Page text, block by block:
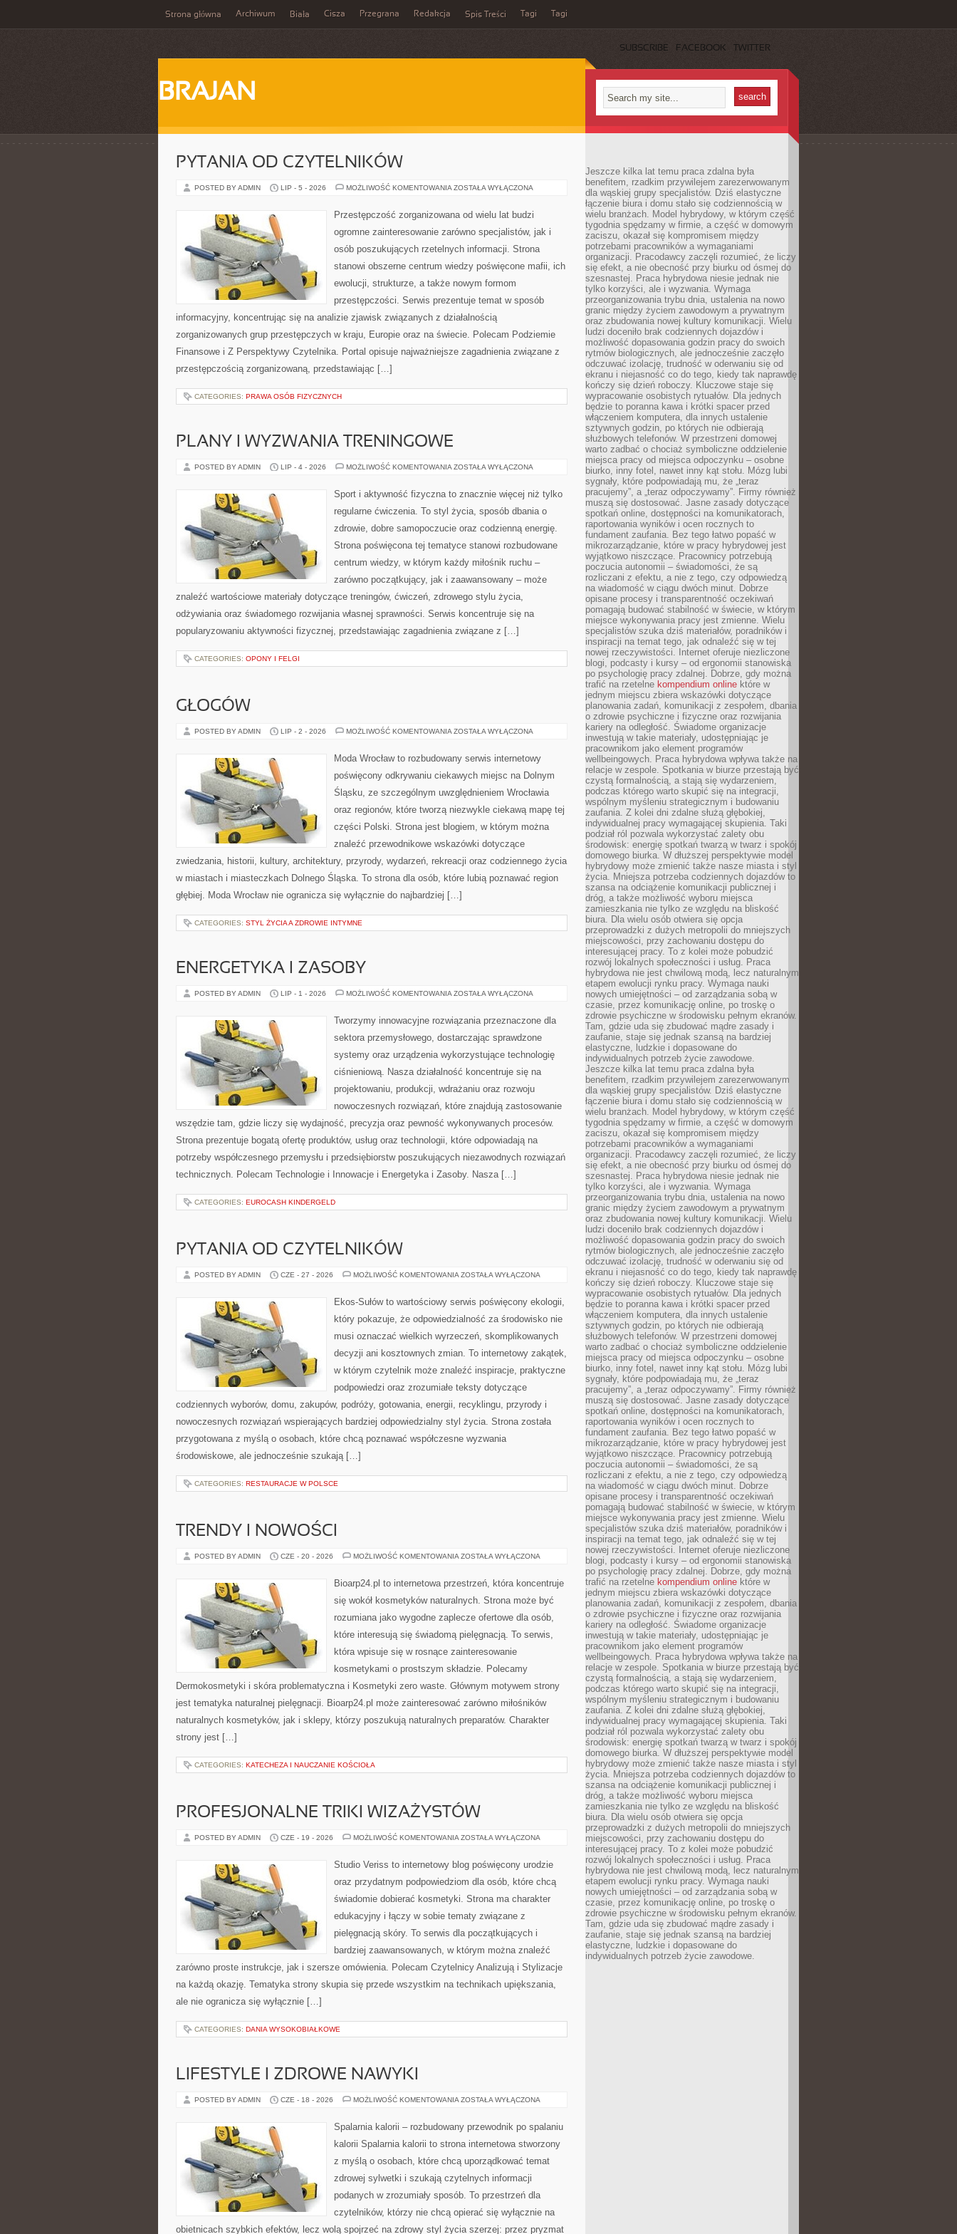
Strona główna Archiwum Biała Cisza Przegrana Redakcja Spis Treści Tagi Tagi
SUBSCRIBE FACEBOOK TWITTER
BRAJAN
PYTANIA OD CZYTELNIKÓW
POSTED BY ADMIN LIP - 5 - 2026 MOŻLIWOŚĆ KOMENTOWANIA PYTANIA
ZOSTAŁA WYŁĄCZONA
Przestępczość zorganizowana od wielu lat budzi
ogromne zainteresowanie zarówno specjalistów, jak i
osób poszukujących rzetelnych informacji. Strona
stanowi obszerne centrum wiedzy poświęcone mafii, ich
ewolucji, strukturze, a także nowym formom
przestępczości. Serwis prezentuje temat w sposób
informacyjny, koncentrując się na analizie zjawisk związanych z działalnością
zorganizowanych grup przestępczych w kraju, Europie oraz na świecie. Polecam Podziemie
Finansowe i Z Perspektywy Czytelnika. Portal opisuje najważniejsze zagadnienia związane z
przestępczością zorganizowaną, przedstawiając […]
CATEGORIES: PRAWA OSÓB FIZYCZNYCH
PLANY I WYZWANIA TRENINGOWE
POSTED BY ADMIN LIP - 4 - 2026 MOŻLIWOŚĆ KOMENTOWANIA PLANY
TRENINGOWE
ZOSTAŁA WYŁĄCZONA
Sport i aktywność fizyczna to znacznie więcej niż tylko
regularne ćwiczenia. To styl życia, sposób dbania o
zdrowie, dobre samopoczucie oraz codzienną energię.
Strona poświęcona tej tematyce stanowi rozbudowane
centrum wiedzy, w którym każdy miłośnik ruchu –
zarówno początkujący, jak i zaawansowany – może
znaleźć wartościowe materiały dotyczące treningów, ćwiczeń, zdrowego stylu życia,
odżywiania oraz świadomego rozwijania własnej sprawności. Serwis koncentruje się na
popularyzowaniu aktywności fizycznej, przedstawiając zagadnienia związane z […]
CATEGORIES: OPONY I FELGI
GŁOGÓW
POSTED BY ADMIN LIP - 2 - 2026 MOŻLIWOŚĆ KOMENTOWANIA GŁOGÓW
ZOSTAŁA WYŁĄCZONA
Moda Wrocław to rozbudowany serwis internetowy
poświęcony odkrywaniu ciekawych miejsc na Dolnym
Śląsku, ze szczególnym uwzględnieniem Wrocławia
oraz regionów, które tworzą niezwykle ciekawą mapę tej
części Polski. Strona jest blogiem, w którym można
znaleźć przewodnikowe wskazówki dotyczące
zwiedzania, historii, kultury, architektury, przyrody, wydarzeń, rekreacji oraz codziennego życia
w miastach i miasteczkach Dolnego Śląska. To strona dla osób, które lubią poznawać region
głębiej. Moda Wrocław nie ogranicza się wyłącznie do najbardziej […]
CATEGORIES: STYL ŻYCIA A ZDROWIE INTYMNE
ENERGETYKA I ZASOBY
POSTED BY ADMIN LIP - 1 - 2026 MOŻLIWOŚĆ KOMENTOWANIA ENERGETYKA
ZOSTAŁA WYŁĄCZONA
Tworzymy innowacyjne rozwiązania przeznaczone dla
sektora przemysłowego, dostarczając sprawdzone
systemy oraz urządzenia wykorzystujące technologię
ciśnieniową. Nasza działalność koncentruje się na
projektowaniu, produkcji, wdrażaniu oraz rozwoju
nowoczesnych rozwiązań, które znajdują zastosowanie
wszędzie tam, gdzie liczy się wydajność, precyzja oraz pewność wykonywanych procesów.
Strona prezentuje bogatą ofertę produktów, usług oraz technologii, które odpowiadają na
potrzeby współczesnego przemysłu i przedsiębiorstw poszukujących niezawodnych rozwiązań
technicznych. Polecam Technologie i Innowacje i Energetyka i Zasoby. Nasza […]
CATEGORIES: EUROCASH KINDERGELD
PYTANIA OD CZYTELNIKÓW
POSTED BY ADMIN CZE - 27 - 2026 MOŻLIWOŚĆ KOMENTOWANIA PYTANIA
ZOSTAŁA WYŁĄCZONA
Ekos-Sułów to wartościowy serwis poświęcony ekologii,
który pokazuje, że odpowiedzialność za środowisko nie
musi oznaczać wielkich wyrzeczeń, skomplikowanych
decyzji ani kosztownych zmian. To internetowy zakątek,
w którym czytelnik może znaleźć inspiracje, praktyczne
podpowiedzi oraz zrozumiałe teksty dotyczące
codziennych wyborów, domu, zakupów, podróży, gotowania, energii, recyklingu, przyrody i
nowoczesnych rozwiązań wspierających bardziej odpowiedzialny styl życia. Strona została
przygotowana z myślą o osobach, które chcą poznawać współczesne wyzwania
środowiskowe, ale jednocześnie szukają […]
CATEGORIES: RESTAURACJE W POLSCE
TRENDY I NOWOŚCI
POSTED BY ADMIN CZE - 20 - 2026 MOŻLIWOŚĆ KOMENTOWANIA TRENDY
ZOSTAŁA WYŁĄCZONA
Bioarp24.pl to internetowa przestrzeń, która koncentruje
się wokół kosmetyków naturalnych. Strona może być
rozumiana jako wygodne zaplecze ofertowe dla osób,
które interesują się świadomą pielęgnacją. To serwis,
która wpisuje się w rosnące zainteresowanie
kosmetykami o prostszym składzie. Polecamy
Dermokosmetyki i skóra problematyczna i Kosmetyki zero waste. Głównym motywem strony
jest tematyka naturalnej pielęgnacji. Bioarp24.pl może zainteresować zarówno miłośników
naturalnych kosmetyków, jak i sklepy, którzy poszukują naturalnych preparatów. Charakter
strony jest […]
CATEGORIES: KATECHEZA I NAUCZANIE KOŚCIOŁA
PROFESJONALNE TRIKI WIZAŻYSTÓW
POSTED BY ADMIN CZE - 19 - 2026 MOŻLIWOŚĆ KOMENTOWANIA PROFESJONALNE
ZOSTAŁA WYŁĄCZONA
Studio Veriss to internetowy blog poświęcony urodzie
oraz przydatnym podpowiedziom dla osób, które chcą
świadomie dobierać kosmetyki. Strona ma charakter
edukacyjny i łączy w sobie tematy związane z
pielęgnacją skóry. To serwis dla początkujących i
bardziej zaawansowanych, w którym można znaleźć
zarówno proste instrukcje, jak i szersze omówienia. Polecam Czytelnicy Analizują i Stylizacje
na każdą okazję. Tematyka strony skupia się przede wszystkim na technikach upiększania,
ale nie ogranicza się wyłącznie […]
CATEGORIES: DANIA WYSOKOBIAŁKOWE
LIFESTYLE I ZDROWE NAWYKI
POSTED BY ADMIN CZE - 18 - 2026 MOŻLIWOŚĆ KOMENTOWANIA LIFESTYLE
ZOSTAŁA WYŁĄCZONA
Spalarnia kalorii – rozbudowany przewodnik po spalaniu
kalorii Spalarnia kalorii to strona internetowa stworzony
z myślą o osobach, które chcą uporządkować temat
zdrowej sylwetki i szukają czytelnych informacji
podanych w zrozumiały sposób. To przestrzeń dla
czytelników, którzy nie chcą opierać się wyłącznie na
obietnicach szybkich efektów, lecz wolą spojrzeć na zdrowy styl życia szerzej: przez pryzmat
Jeszcze kilka lat temu praca zdalna była
benefitem, rzadkim przywilejem zarezerwowanym
dla wąskiej grupy specjalistów. Dziś elastyczne
łączenie biura i domu stało się codziennością w
wielu branżach. Model hybrydowy, w którym część
tygodnia spędzamy w firmie, a część w domowym
zaciszu, okazał się kompromisem między
potrzebami pracowników a wymaganiami
organizacji. Pracodawcy zaczęli rozumieć, że liczy
się efekt, a nie obecność przy biurku od ósmej do
szesnastej. Praca hybrydowa niesie jednak nie
tylko korzyści, ale i wyzwania. Wymaga
przeorganizowania trybu dnia, ustalenia na nowo
granic między życiem zawodowym a prywatnym
oraz zbudowania nowej kultury komunikacji. Wielu
ludzi doceniło brak codziennych dojazdów i
możliwość dopasowania godzin pracy do swoich
rytmów biologicznych, ale jednocześnie zaczęło
odczuwać izolację, trudność w oderwaniu się od
ekranu i niejasność co do tego, kiedy tak naprawdę
kończy się dzień roboczy. Kluczowe staje się
wypracowanie osobistych rytuałów. Dla jednych
będzie to poranna kawa i krótki spacer przed
włączeniem komputera, dla innych ustalenie
sztywnych godzin, po których nie odbierają
służbowych telefonów. W przestrzeni domowej
warto zadbać o chociaż symboliczne oddzielenie
miejsca pracy od miejsca odpoczynku – osobne
biurko, inny fotel, nawet inny kąt stołu. Mózg lubi
sygnały, które podpowiadają mu, że „teraz
pracujemy”, a „teraz odpoczywamy”. Firmy również
muszą się dostosować. Jasne zasady dotyczące
spotkań online, dostępności na komunikatorach,
raportowania wyników i ocen rocznych to
fundament zaufania. Bez tego łatwo popaść w
mikrozarządzanie, które w pracy hybrydowej jest
wyjątkowo niszczące. Pracownicy potrzebują
poczucia autonomii – świadomości, że są
rozliczani z efektu, a nie z tego, czy odpowiedzą
na wiadomość w ciągu dwóch minut. Dobrze
opisane procesy i transparentność oczekiwań
pomagają budować stabilność w świecie, w którym
miejsce wykonywania pracy jest zmienne. Wielu
specjalistów szuka dziś materiałów, poradników i
inspiracji na temat tego, jak odnaleźć się w tej
nowej rzeczywistości. Internet oferuje niezliczone
blogi, podcasty i kursy – od ergonomii stanowiska
po psychologię pracy zdalnej. Dobrze, gdy można
trafić na rzetelne kompendium online które w
jednym miejscu zbiera wskazówki dotyczące
planowania zadań, komunikacji z zespołem, dbania
o zdrowie psychiczne i fizyczne oraz rozwijania
kariery na odległość. Świadome organizacje
inwestują w takie materiały, udostępniając je
pracownikom jako element programów
wellbeingowych. Praca hybrydowa wpływa także na
relacje w zespole. Spotkania w biurze przestają być
czystą formalnością, a stają się wydarzeniem,
podczas którego warto skupić się na integracji,
wspólnym myśleniu strategicznym i budowaniu
zaufania. Z kolei dni zdalne służą głębokiej,
indywidualnej pracy wymagającej skupienia. Taki
podział ról pozwala wykorzystać zalety obu
środowisk: energię spotkań twarzą w twarz i spokój
domowego biurka. W dłuższej perspektywie model
hybrydowy może zmienić także nasze miasta i styl
życia. Mniejsza potrzeba codziennych dojazdów to
szansa na odciążenie komunikacji publicznej i
dróg, a także możliwość wyboru miejsca
zamieszkania nie tylko ze względu na bliskość
biura. Dla wielu osób otwiera się opcja
przeprowadzki z dużych metropolii do mniejszych
miejscowości, przy zachowaniu dostępu do
interesującej pracy. To z kolei może pobudzić
rozwój lokalnych społeczności i usług. Praca
hybrydowa nie jest chwilową modą, lecz naturalnym
etapem ewolucji rynku pracy. Wymaga nauki
nowych umiejętności – od zarządzania sobą w
czasie, przez komunikację online, po troskę o
zdrowie psychiczne w środowisku pełnym ekranów.
Tam, gdzie uda się zbudować mądre zasady i
zaufanie, staje się jednak szansą na bardziej
elastyczne, ludzkie i dopasowane do
indywidualnych potrzeb życie zawodowe.
Jeszcze kilka lat temu praca zdalna była
benefitem, rzadkim przywilejem zarezerwowanym
dla wąskiej grupy specjalistów. Dziś elastyczne
łączenie biura i domu stało się codziennością w
wielu branżach. Model hybrydowy, w którym część
tygodnia spędzamy w firmie, a część w domowym
zaciszu, okazał się kompromisem między
potrzebami pracowników a wymaganiami
organizacji. Pracodawcy zaczęli rozumieć, że liczy
się efekt, a nie obecność przy biurku od ósmej do
szesnastej. Praca hybrydowa niesie jednak nie
tylko korzyści, ale i wyzwania. Wymaga
przeorganizowania trybu dnia, ustalenia na nowo
granic między życiem zawodowym a prywatnym
oraz zbudowania nowej kultury komunikacji. Wielu
ludzi doceniło brak codziennych dojazdów i
możliwość dopasowania godzin pracy do swoich
rytmów biologicznych, ale jednocześnie zaczęło
odczuwać izolację, trudność w oderwaniu się od
ekranu i niejasność co do tego, kiedy tak naprawdę
kończy się dzień roboczy. Kluczowe staje się
wypracowanie osobistych rytuałów. Dla jednych
będzie to poranna kawa i krótki spacer przed
włączeniem komputera, dla innych ustalenie
sztywnych godzin, po których nie odbierają
służbowych telefonów. W przestrzeni domowej
warto zadbać o chociaż symboliczne oddzielenie
miejsca pracy od miejsca odpoczynku – osobne
biurko, inny fotel, nawet inny kąt stołu. Mózg lubi
sygnały, które podpowiadają mu, że „teraz
pracujemy”, a „teraz odpoczywamy”. Firmy również
muszą się dostosować. Jasne zasady dotyczące
spotkań online, dostępności na komunikatorach,
raportowania wyników i ocen rocznych to
fundament zaufania. Bez tego łatwo popaść w
mikrozarządzanie, które w pracy hybrydowej jest
wyjątkowo niszczące. Pracownicy potrzebują
poczucia autonomii – świadomości, że są
rozliczani z efektu, a nie z tego, czy odpowiedzą
na wiadomość w ciągu dwóch minut. Dobrze
opisane procesy i transparentność oczekiwań
pomagają budować stabilność w świecie, w którym
miejsce wykonywania pracy jest zmienne. Wielu
specjalistów szuka dziś materiałów, poradników i
inspiracji na temat tego, jak odnaleźć się w tej
nowej rzeczywistości. Internet oferuje niezliczone
blogi, podcasty i kursy – od ergonomii stanowiska
po psychologię pracy zdalnej. Dobrze, gdy można
trafić na rzetelne kompendium online które w
jednym miejscu zbiera wskazówki dotyczące
planowania zadań, komunikacji z zespołem, dbania
o zdrowie psychiczne i fizyczne oraz rozwijania
kariery na odległość. Świadome organizacje
inwestują w takie materiały, udostępniając je
pracownikom jako element programów
wellbeingowych. Praca hybrydowa wpływa także na
relacje w zespole. Spotkania w biurze przestają być
czystą formalnością, a stają się wydarzeniem,
podczas którego warto skupić się na integracji,
wspólnym myśleniu strategicznym i budowaniu
zaufania. Z kolei dni zdalne służą głębokiej,
indywidualnej pracy wymagającej skupienia. Taki
podział ról pozwala wykorzystać zalety obu
środowisk: energię spotkań twarzą w twarz i spokój
domowego biurka. W dłuższej perspektywie model
hybrydowy może zmienić także nasze miasta i styl
życia. Mniejsza potrzeba codziennych dojazdów to
szansa na odciążenie komunikacji publicznej i
dróg, a także możliwość wyboru miejsca
zamieszkania nie tylko ze względu na bliskość
biura. Dla wielu osób otwiera się opcja
przeprowadzki z dużych metropolii do mniejszych
miejscowości, przy zachowaniu dostępu do
interesującej pracy. To z kolei może pobudzić
rozwój lokalnych społeczności i usług. Praca
hybrydowa nie jest chwilową modą, lecz naturalnym
etapem ewolucji rynku pracy. Wymaga nauki
nowych umiejętności – od zarządzania sobą w
czasie, przez komunikację online, po troskę o
zdrowie psychiczne w środowisku pełnym ekranów.
Tam, gdzie uda się zbudować mądre zasady i
zaufanie, staje się jednak szansą na bardziej
elastyczne, ludzkie i dopasowane do
indywidualnych potrzeb życie zawodowe.